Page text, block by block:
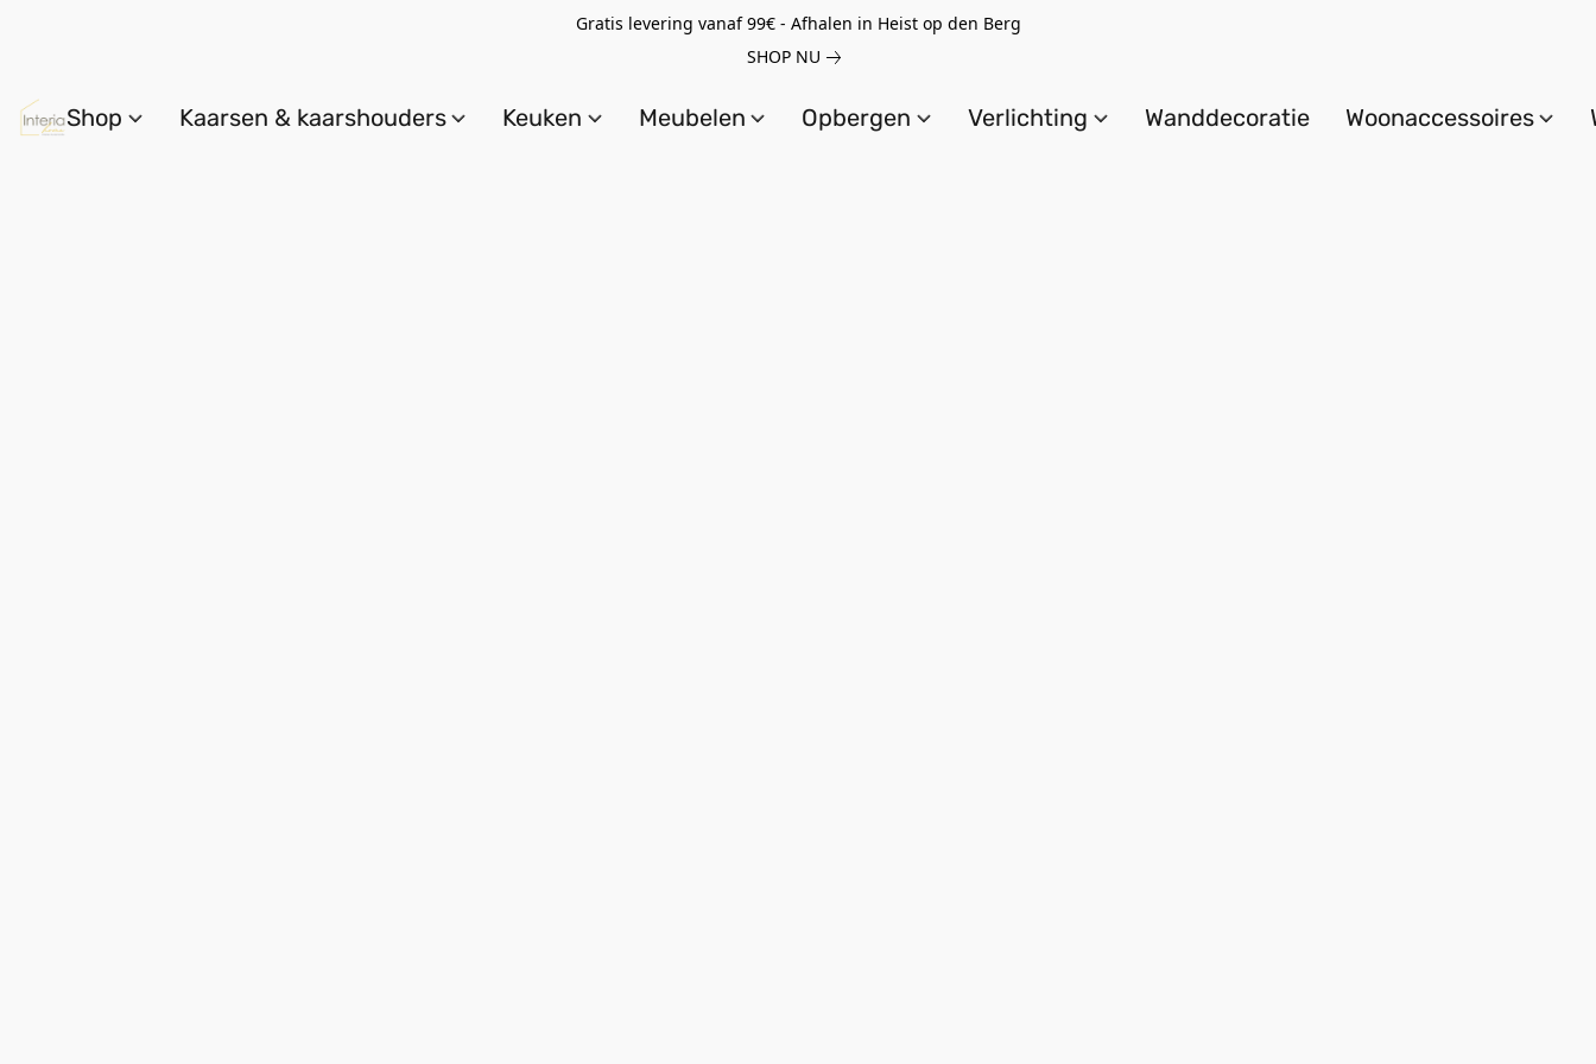
Gratis levering vanaf 99€ - Afhalen in Heist op den Berg
SHOP NU
Shop Kaarsen & kaarshouders Keuken Meubelen Opbergen Verlichting Wanddecoratie Woonaccessoires